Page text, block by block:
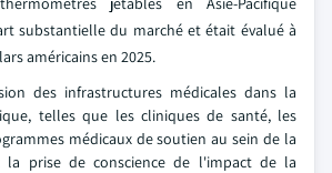
substantielle du marché et était évalué à
américains en 2025.
des infrastructures médicales dans la
telles que les cliniques de santé, les
médicaux de soutien au sein de la
la prise de conscience de l'impact de la